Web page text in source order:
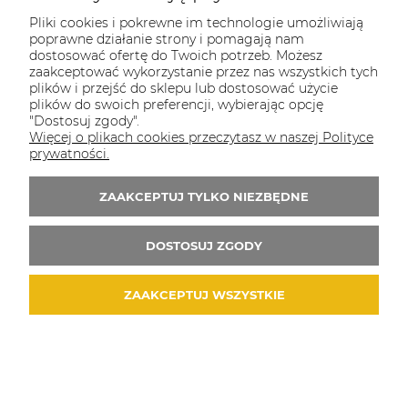
Pliki cookies i pokrewne im technologie umożliwiają
poprawne działanie strony i pomagają nam
dostosować ofertę do Twoich potrzeb. Możesz
zaakceptować wykorzystanie przez nas wszystkich tych
plików i przejść do sklepu lub dostosować użycie
plików do swoich preferencji, wybierając opcję
"Dostosuj zgody".
Więcej o plikach cookies przeczytasz w naszej Polityce
prywatności.
ZAAKCEPTUJ TYLKO NIEZBĘDNE
DOSTOSUJ ZGODY
ZAAKCEPTUJ WSZYSTKIE